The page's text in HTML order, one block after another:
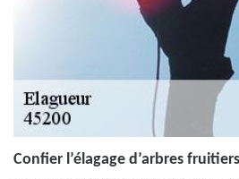
Confier l’élagage d’arbres